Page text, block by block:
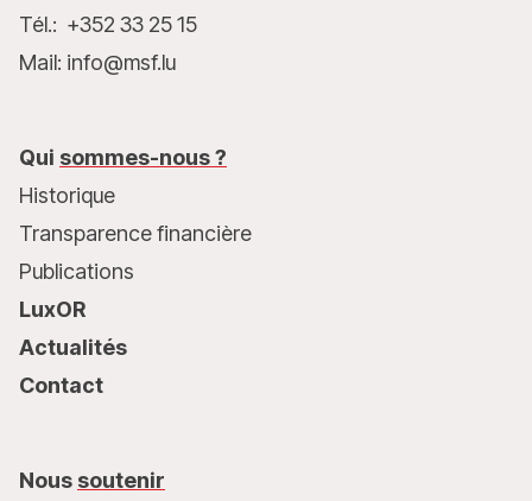
Tél.: +352 33 25 15
Mail: info@msf.lu
Qui sommes-nous ?
Historique
Transparence financière
Publications
LuxOR
Actualités
Contact
Nous soutenir